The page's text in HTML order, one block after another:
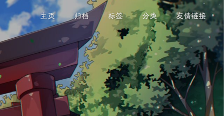
主页 归档 标签 分类 友情链接